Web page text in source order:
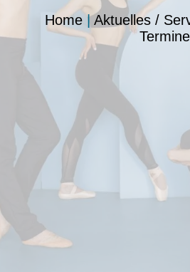
Home|Aktuelles /
Termine